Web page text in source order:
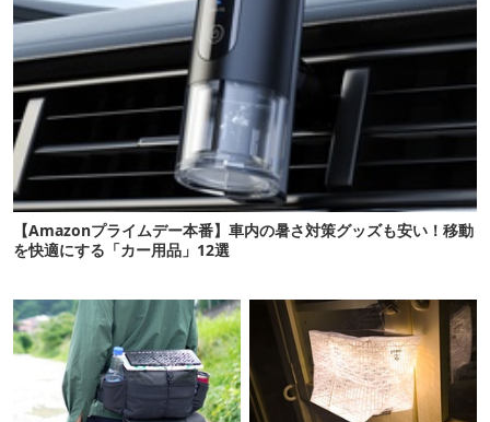
【Amazonプライムデー本番】車内の暑さ対策グッズも安い！移動
を快適にする「カー用品」12選